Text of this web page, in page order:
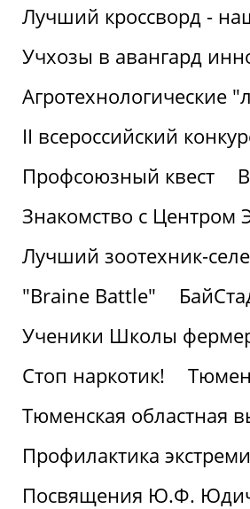
Лучший кроссворд -
Учхозы в авангард
Агротехнологические
II всероссийский
Профсоюзный квест
Знакомство с Центром
Лучший зоотехник-
"Braine Battle"
Ученики Школы
Стоп наркотик!
Тюменская областная
Профилактика
Посвящения Ю.Ф.